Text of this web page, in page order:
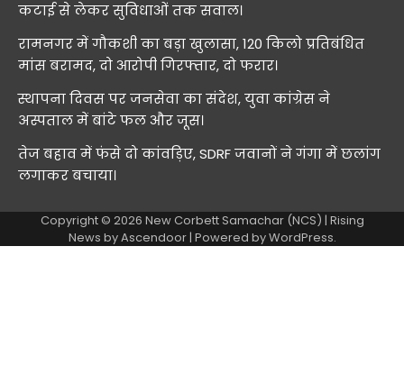
कटाई से लेकर सुविधाओं तक सवाल।
रामनगर में गौकशी का बड़ा खुलासा, 120 किलो प्रतिबंधित
मांस बरामद, दो आरोपी गिरफ्तार, दो फरार।
स्थापना दिवस पर जनसेवा का संदेश, युवा कांग्रेस ने
अस्पताल में बांटे फल और जूस।
तेज बहाव में फंसे दो कांवड़िए, SDRF जवानों ने गंगा में छलांग
लगाकर बचाया।
Copyright © 2026 New Corbett Samachar (NCS) | Rising
News byAscendoor| Powered byWordPress.